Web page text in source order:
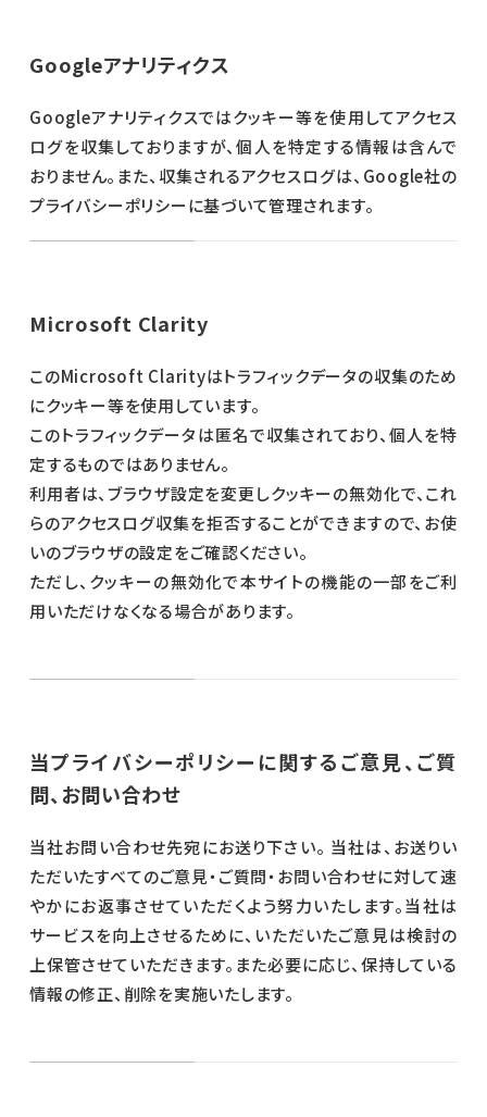
Googleアナリティクス
Googleアナリティクスではクッキー等を使用してアクセス
ログを収集しておりますが、個人を特定する情報は含んで
おりません。また、収集されるアクセスログは、Google社の
プライバシーポリシーに基づいて管理されます。
Microsoft Clarity
このMicrosoft Clarityはトラフィックデータの収集のため
にクッキー等を使用しています。
このトラフィックデータは匿名で収集されており、個人を特
定するものではありません。
利用者は、ブラウザ設定を変更しクッキーの無効化で、これ
らのアクセスログ収集を拒否することができますので、お使
いのブラウザの設定をご確認ください。
ただし、クッキーの無効化で本サイトの機能の一部をご利
用いただけなくなる場合があります。
当プライバシーポリシーに関するご意見、ご質
問、お問い合わせ
当社お問い合わせ先宛にお送り下さい。 当社は、お送りい
ただいたすべてのご意見・ご質問・お問い合わせに対して速
やかにお返事させていただくよう努力いたします。当社は
サービスを向上させるために、いただいたご意見は検討の
上保管させていただきます。また必要に応じ、保持している
情報の修正、削除を実施いたします。